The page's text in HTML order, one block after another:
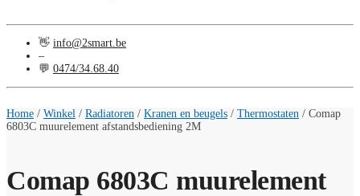
👋 info@2smart.be
–
💬 0474/34.68.40
Home / Winkel / Radiatoren / Kranen en beugels / Thermostaten / Comap
6803C muurelement afstandsbediening 2M
Comap 6803C muurelement